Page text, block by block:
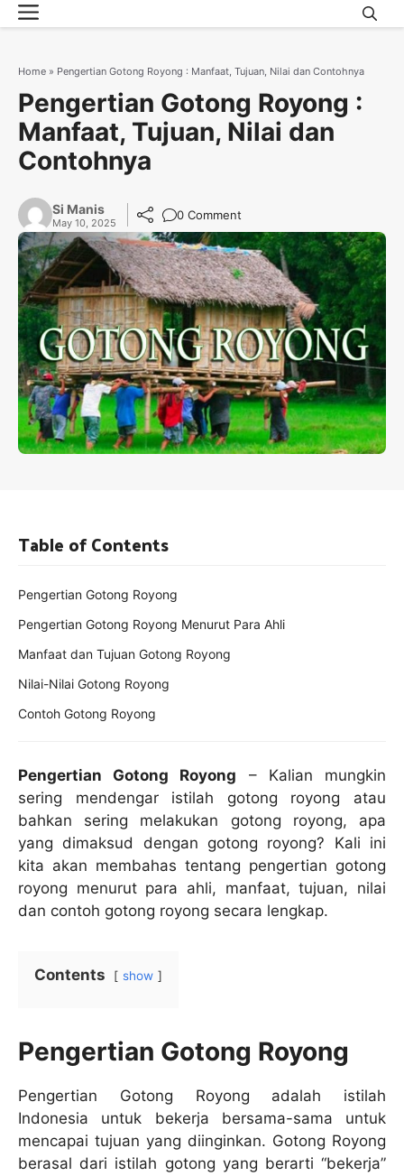
Skip
to
Menu
Home » Pengertian Gotong Royong : Manfaat, Tujuan, Nilai dan Contohnya
Pengertian Gotong Royong :
Manfaat, Tujuan, Nilai dan
Contohnya
Si Manis
May 10, 2025
0 Comment
Pengertian Gotong Royong – Kalian mungkin
sering mendengar istilah gotong royong atau
bahkan sering melakukan gotong royong, apa
yang dimaksud dengan gotong royong? Kali ini
kita akan membahas tentang pengertian gotong
royong menurut para ahli, manfaat, tujuan, nilai
dan contoh gotong royong secara lengkap.
Contents show
Pengertian Gotong Royong
Pengertian Gotong Royong adalah istilah
Indonesia untuk bekerja bersama-sama untuk
mencapai tujuan yang diinginkan. Gotong Royong
berasal dari istilah gotong yang berarti “bekerja”
Table of Contents
Pengertian Gotong Royong
Pengertian Gotong Royong Menurut Para Ahli
Manfaat dan Tujuan Gotong Royong
Nilai-Nilai Gotong Royong
Contoh Gotong Royong